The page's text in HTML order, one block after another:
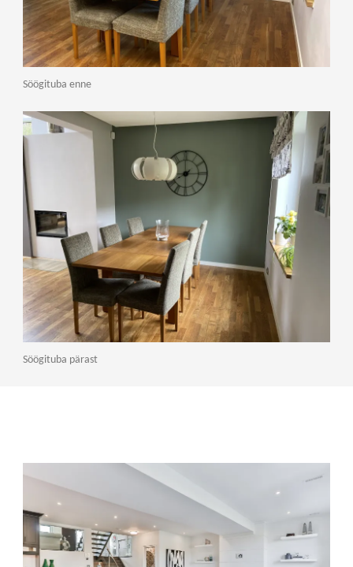
Söögituba enne
Söögituba pärast